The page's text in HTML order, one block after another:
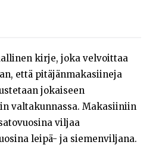
kirje, joka velvoittaa
että pitäjänmakasiineja
jokaiseen
valtakunnassa. Makasiiniin
viljaa
leipä- ja siemenviljana.